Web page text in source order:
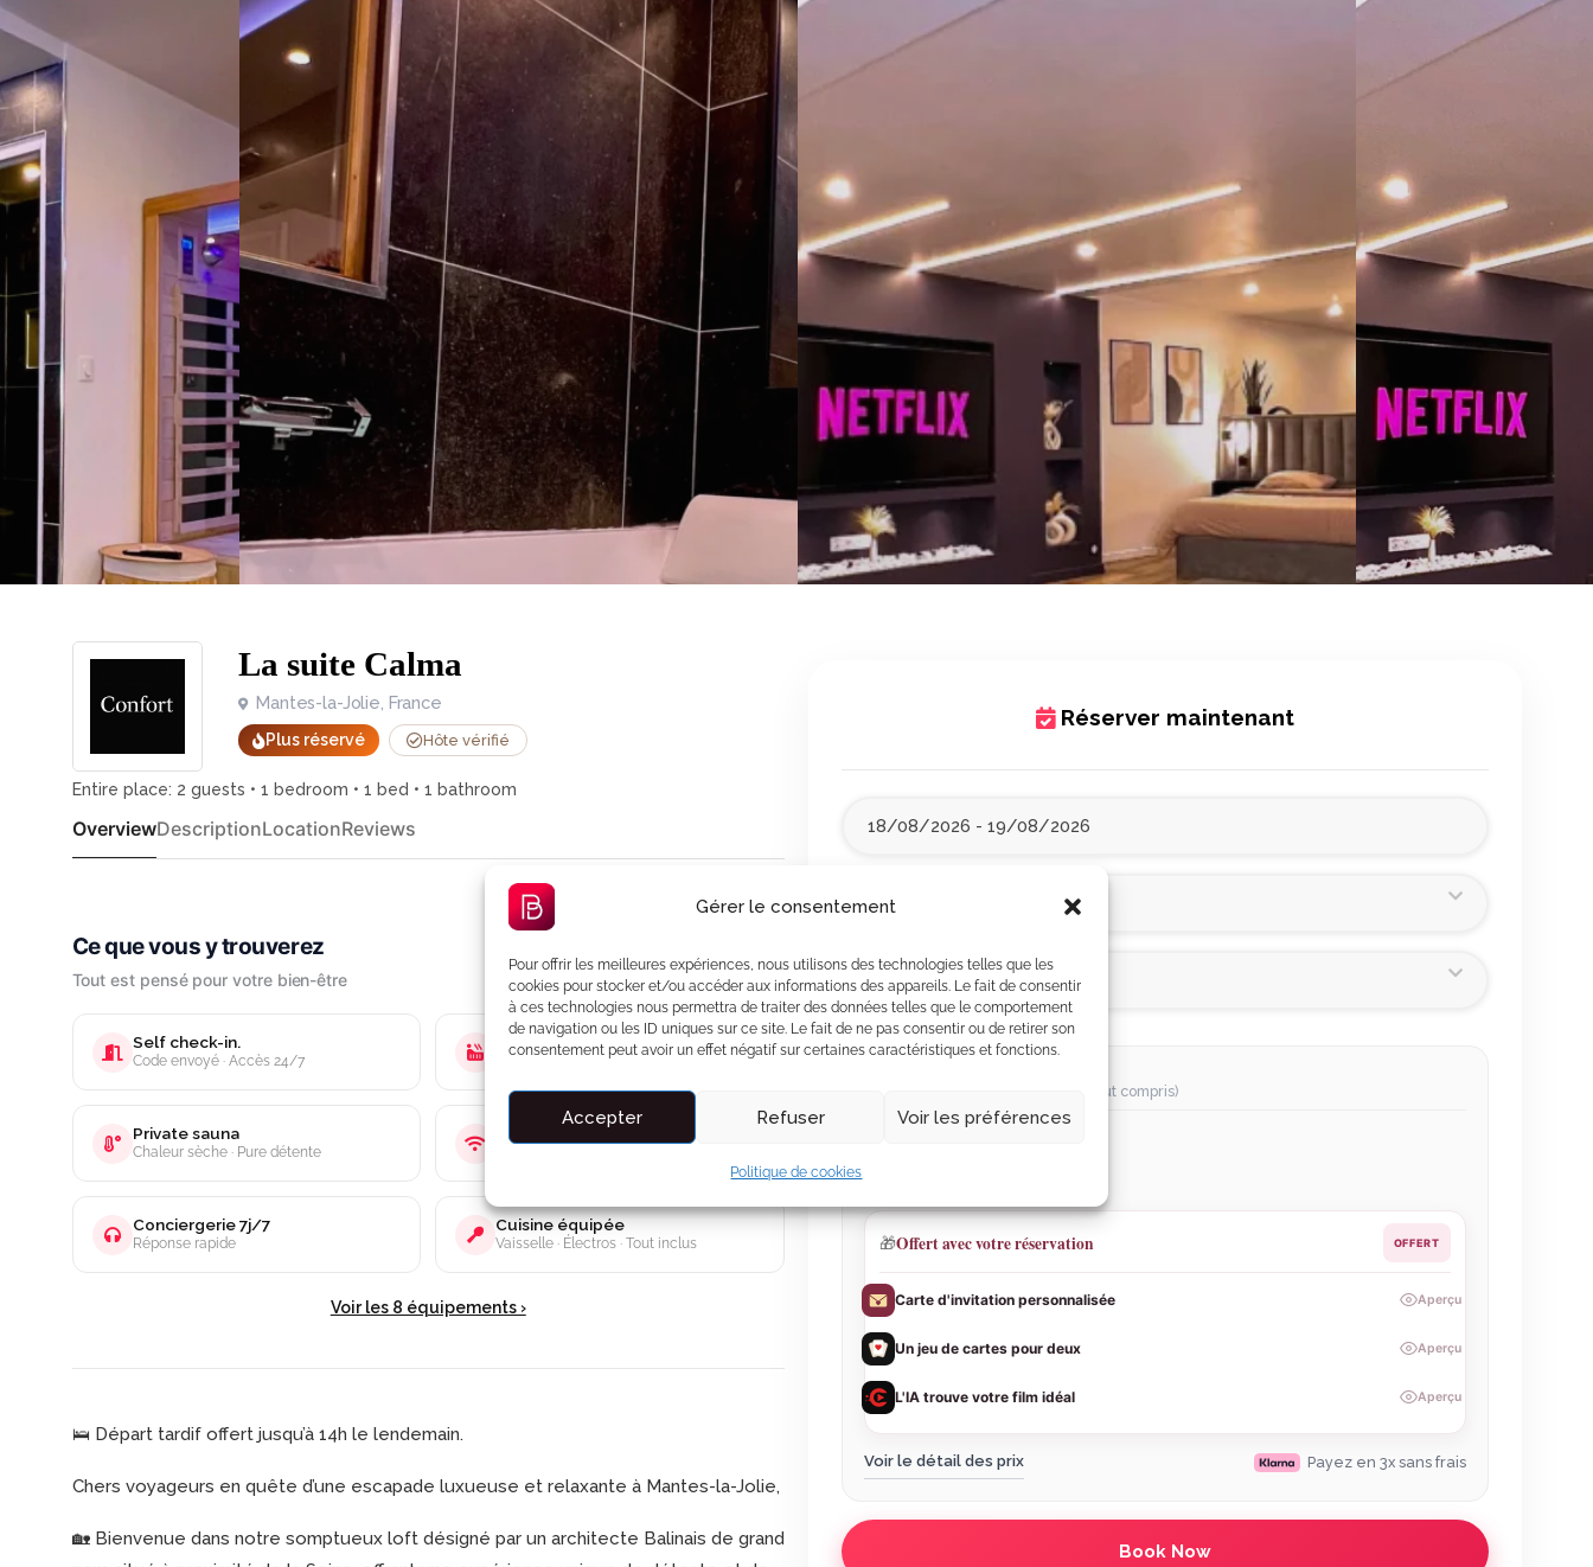
Gérer le consentement
Pour offrir les meilleures expériences, nous utilisons des technologies telles que les
cookies pour stocker et/ou accéder aux informations des appareils. Le fait de consentir
à ces technologies nous permettra de traiter des données telles que le comportement
de navigation ou les ID uniques sur ce site. Le fait de ne pas consentir ou de retirer son
consentement peut avoir un effet négatif sur certaines caractéristiques et fonctions.
Accepter Refuser Voir les préférences
Politique de cookies
Plus réservé Hôte vérifié
La suite Calma
Mantes-la-Jolie, France
Entire place: 2 guests • 1 bedroom • 1 bed • 1 bathroom
OverviewDescriptionLocationReviews
Self check-in.
Code envoyé · Accès 24/7
Private jacuzzi
XXL · Jets massants · LED
Private sauna
Chaleur sèche · Pure détente
Wifi haut débit
Conciergerie 7j/7
Réponse rapide
Cuisine équipée
Vaisselle · Électros · Tout inclus
Voir les 8 équipements ›
🛌 Départ tardif offert jusqu’à 14h le lendemain.
Chers voyageurs en quête d’une escapade luxueuse et relaxante à Mantes-la-Jolie,
🏡 Bienvenue dans notre somptueux loft désigné par un architecte Balinais de grand
Réserver maintenant
Extra Services
Guests 2
(total à régler, tout compris)
1 nuit, du 18 au 19 août 2026
🎁Offert avec votre réservation OFFERT
Carte d'invitation personnalisée Aperçu
Un jeu de cartes pour deux Aperçu
L'IA trouve votre film idéal Aperçu
Voir le détail des prix Payez en 3x sans frais
Book Now